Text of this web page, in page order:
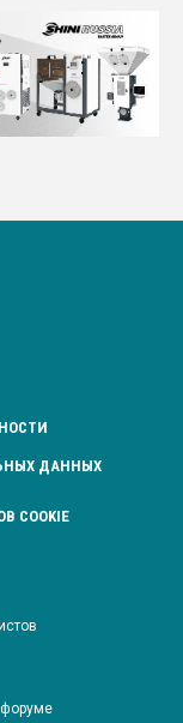
ДАННЫХ